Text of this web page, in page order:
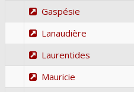
Gaspésie
Lanaudière
Laurentides
Mauricie